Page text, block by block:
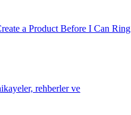
a Product Before I Can Ring
rehberler ve